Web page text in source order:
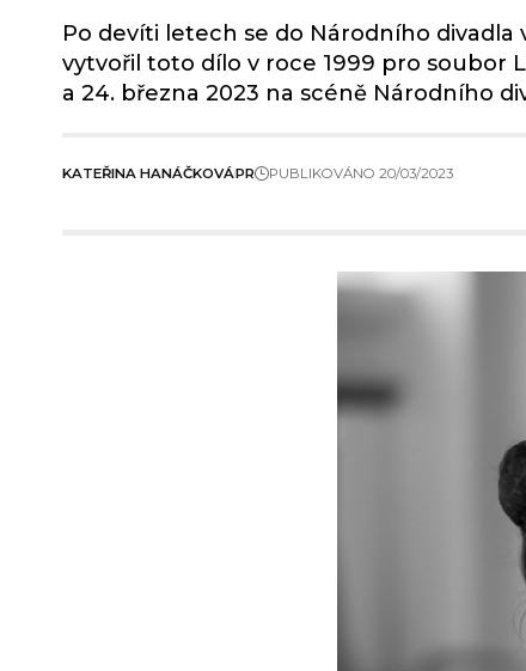
Po devíti letech se do Národního
vytvořil toto dílo v roce 1999 pro soubor
a 24. března 2023 na scéně Národního
KATEŘINA HANÁČKOVÁPR PUBLIKOVÁNO 20/03/2023